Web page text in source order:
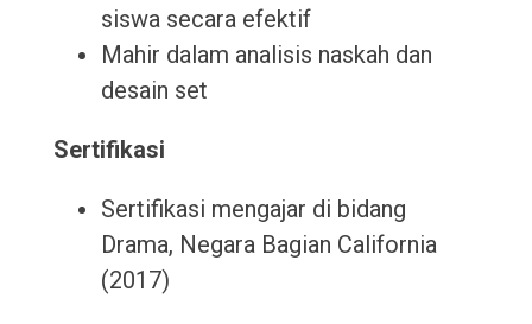
siswa secara efektif
Mahir dalam analisis naskah dan
desain set
Sertifikasi
Sertifikasi mengajar di bidang
Drama, Negara Bagian California
(2017)